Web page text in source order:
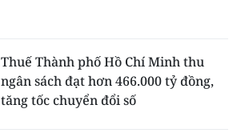
Thuế Thành phố Hồ Chí Minh thu
ngân sách đạt hơn 466.000 tỷ đồng,
tăng tốc chuyển đổi số